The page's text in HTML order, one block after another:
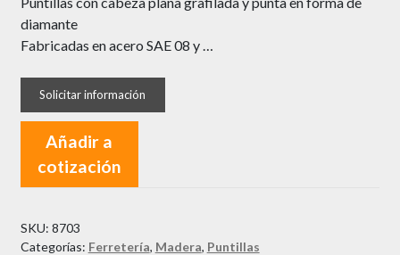
diamante
Fabricadas en acero SAE 08 y …
Añadir a
cotización
SKU: 8703
Categorías: Ferretería, Madera, Puntillas